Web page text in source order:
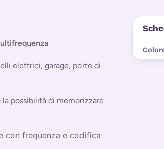
elettrici, garage, porte di
possibilità di memorizzare
con frequenza e codifica